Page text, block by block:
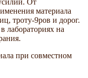
От
материала
троту-9ров и дорог.
лабораториях на
при совместном